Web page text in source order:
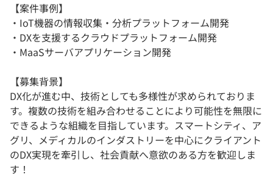
【案件事例】
・IoT機器の情報収集・分析プラットフォーム開発
・DXを支援するクラウドプラットフォーム開発
・MaaSサーバアプリケーション開発
【募集背景】
DX化が進む中、技術としても多様性が求められておりま
す。複数の技術を組み合わせることにより可能性を無限に
できるような組織を目指しています。スマートシティ、ア
グリ、メディカルのインダストリーを中心にクライアント
のDX実現を牽引し、社会貢献へ意欲のある方を歓迎しま
す！